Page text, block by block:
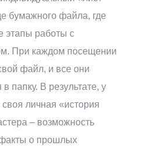
бумажного файла, где
этапы работы с
При каждом посещении
файл, и все они
папку. В результате, у
своя личная «история
– возможность
о прошлых